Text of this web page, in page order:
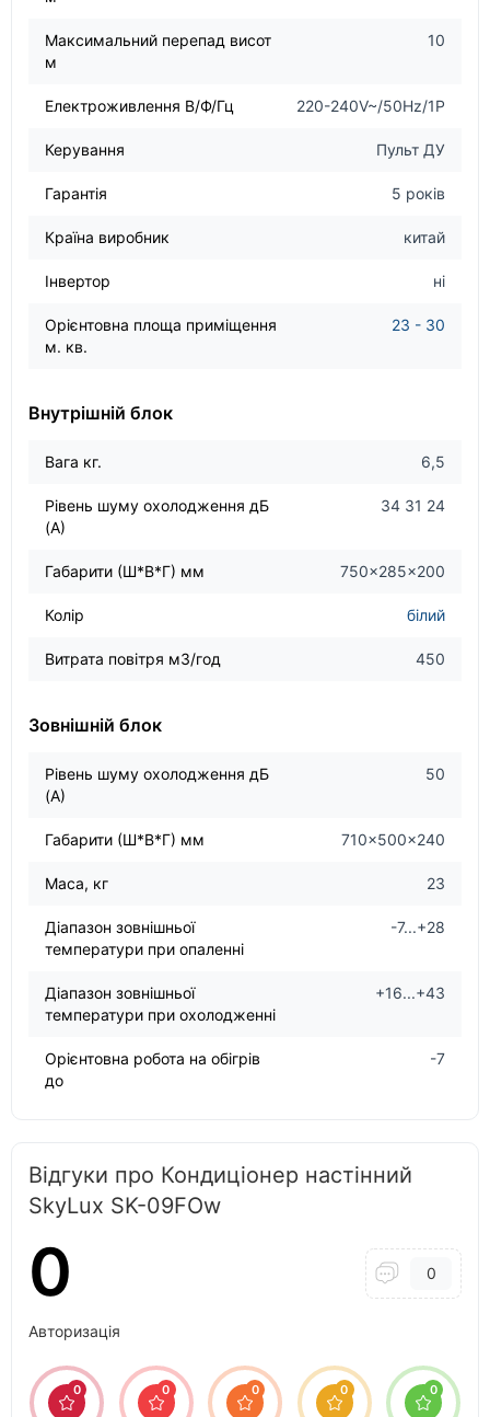
Максимальний перепад висот
м
10
Електроживлення В/Ф/Гц 220-240V~/50Hz/1P
Керування Пульт ДУ
Гарантія 5 років
Країна виробник китай
Інвертор ні
Орієнтовна площа приміщення
м. кв.
23 - 30
Внутрішній блок
Вага кг. 6,5
Рівень шуму охолодження дБ
(А)
34 31 24
Габарити (Ш*В*Г) мм 750×285×200
Колір білий
Витрата повітря м3/год 450
Зовнішній блок
Рівень шуму охолодження дБ
(А)
50
Габарити (Ш*В*Г) мм 710×500×240
Маса, кг 23
Діапазон зовнішньої
температури при опаленні
-7...+28
Діапазон зовнішньої
температури при охолодженні
+16...+43
Орієнтовна робота на обігрів
до
-7
Відгуки про Кондиціонер настінний
SkyLux SK-09FOw
0 0
Авторизація
0 0 0 0 0